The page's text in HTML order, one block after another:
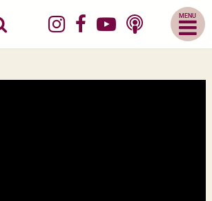
Abrir
Menu
Mobile